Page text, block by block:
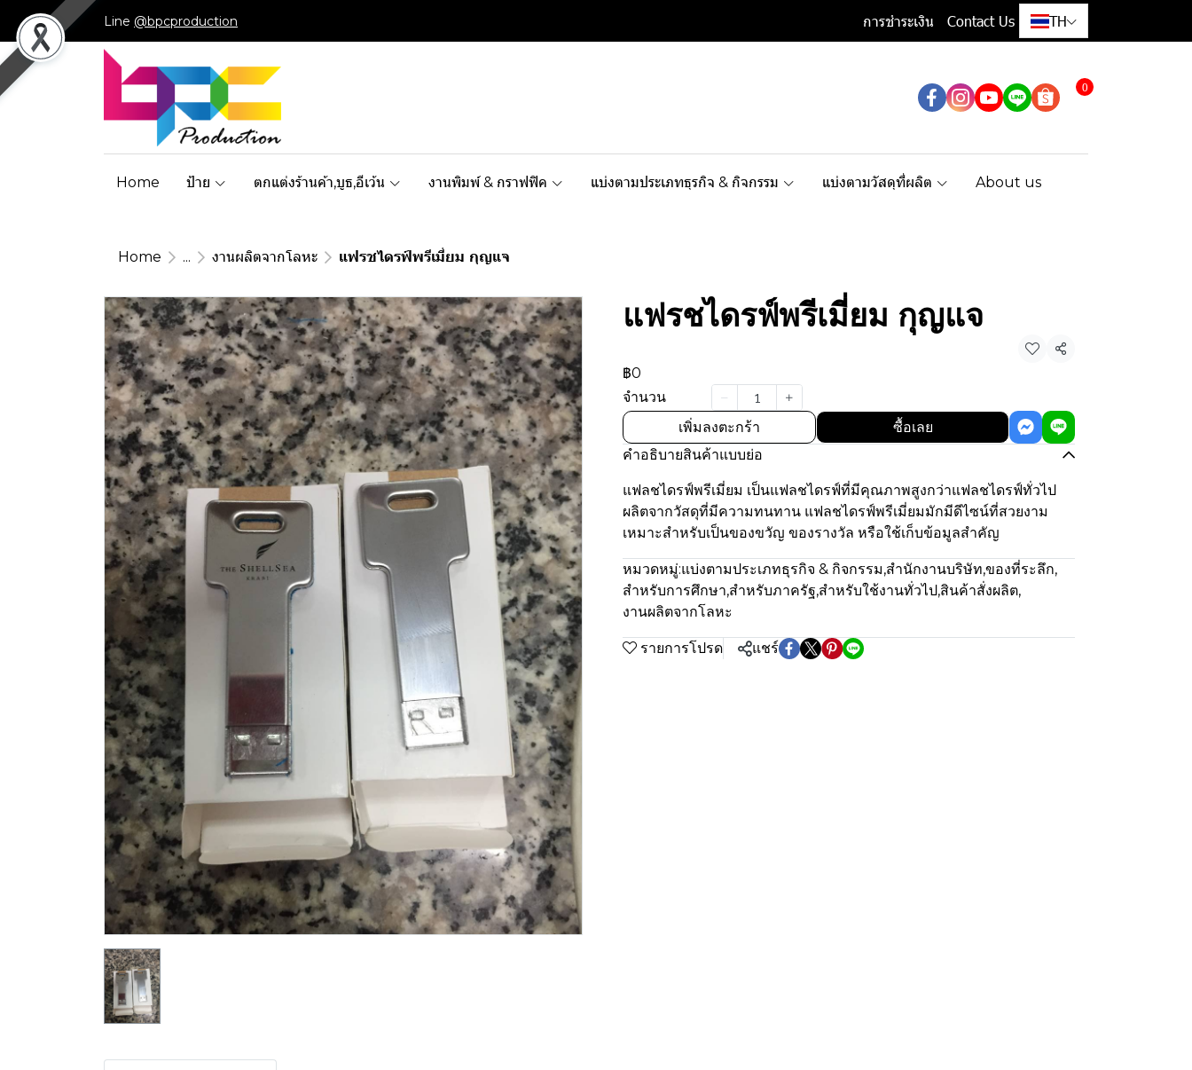
Line @bpcproduction การชำระเงิน Contact Us TH
0
Home ป้าย ตกแต่งร้านค้า,บูธ,อีเว้น งานพิมพ์ & กราฟฟิค แบ่งตามประเภทธุรกิจ & กิจกรรม แบ่งตามวัสดุที่ผลิต About us
Home ... งานผลิตจากโลหะ แฟรชไดรฟ์พรีเมี่ยม กุญแจ
แฟรชไดรฟ์พรีเมี่ยม กุญแจ
แชร์
฿0
จำนวน
เพิ่มลงตะกร้า ซื้อเลย
คำอธิบายสินค้าแบบย่อ
แฟลชไดรฟ์พรีเมี่ยม เป็นแฟลชไดรฟ์ที่มีคุณภาพสูงกว่าแฟลชไดรฟ์ทั่วไป
ผลิตจากวัสดุที่มีความทนทาน แฟลชไดรฟ์พรีเมี่ยมมักมีดีไซน์ที่สวยงาม
เหมาะสำหรับเป็นของขวัญ ของรางวัล หรือใช้เก็บข้อมูลสำคัญ
หมวดหมู่:แบ่งตามประเภทธุรกิจ & กิจกรรม,สำนักงานบริษัท,ของที่ระลึก,
สำหรับการศึกษา,สำหรับภาครัฐ,สำหรับใช้งานทั่วไป,สินค้าสั่งผลิต,
งานผลิตจากโลหะ
รายการโปรด แชร์